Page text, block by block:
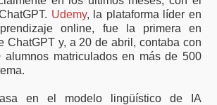
Udemy, la plataforma líder en
online, fue la primera en
ChatGPT y, a 20 de abril, contaba con
alumnos matriculados en más de 500
en el modelo lingüístico de IA